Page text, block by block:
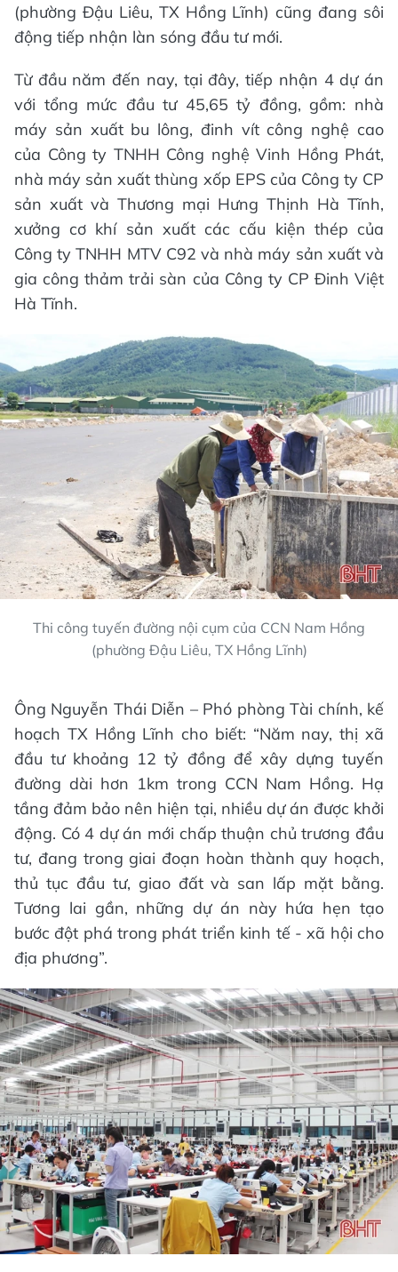
(phường Đậu Liêu, TX Hồng Lĩnh) cũng đang sôi
động tiếp nhận làn sóng đầu tư mới.
Từ đầu năm đến nay, tại đây, tiếp nhận 4 dự án
với tổng mức đầu tư 45,65 tỷ đồng, gồm: nhà
máy sản xuất bu lông, đinh vít công nghệ cao
của Công ty TNHH Công nghệ Vinh Hồng Phát,
nhà máy sản xuất thùng xốp EPS của Công ty CP
sản xuất và Thương mại Hưng Thịnh Hà Tĩnh,
xưởng cơ khí sản xuất các cấu kiện thép của
Công ty TNHH MTV C92 và nhà máy sản xuất và
gia công thảm trải sàn của Công ty CP Đinh Việt
Hà Tĩnh.
Thi công tuyến đường nội cụm của CCN Nam Hồng
(phường Đậu Liêu, TX Hồng Lĩnh)
Ông Nguyễn Thái Diễn – Phó phòng Tài chính, kế
hoạch TX Hồng Lĩnh cho biết: “Năm nay, thị xã
đầu tư khoảng 12 tỷ đồng để xây dựng tuyến
đường dài hơn 1km trong CCN Nam Hồng. Hạ
tầng đảm bảo nên hiện tại, nhiều dự án được khởi
động. Có 4 dự án mới chấp thuận chủ trương đầu
tư, đang trong giai đoạn hoàn thành quy hoạch,
thủ tục đầu tư, giao đất và san lấp mặt bằng.
Tương lai gần, những dự án này hứa hẹn tạo
bước đột phá trong phát triển kinh tế - xã hội cho
địa phương”.